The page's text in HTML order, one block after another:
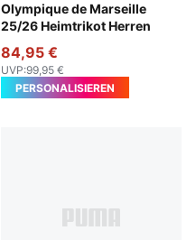
Olympique de Marseille
25/26 Heimtrikot Herren
PUMA White-Bleu Azur
84,95 €
UVP:99,95 €
PERSONALISIEREN